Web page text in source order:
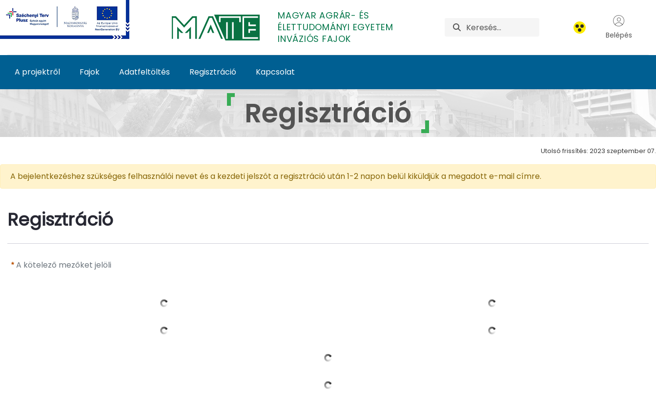
Ugrás a fő tartalomhoz
MAGYAR AGRÁR- ÉS
ÉLETTUDOMÁNYI EGYETEM
INVÁZIÓS FAJOK
Belépés
A projektről Fajok Adatfeltöltés Regisztráció Kapcsolat
Regisztráció - Inváziós fajokRegisztráció
Utolsó frissítés: 2023 szeptember 07.
A bejelentkezéshez szükséges felhasználói nevet és a kezdeti jelszót a regisztráció után 1-2 napon belül kiküldjük a megadott e-mail címre.
Regisztráció
A kötelező mezőket jelöli